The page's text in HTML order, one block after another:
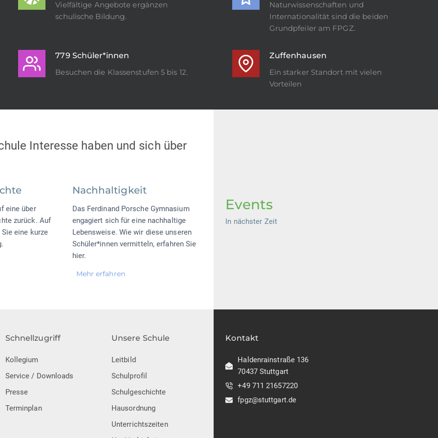
Vielfältige Angebote ergänzen
schulische Bildung.
Naturwissenschaften und
Internationalität sind die beiden
Grundpfeiler am FPGZ.
779 Schüler*innen
Besuchen die Klassenstufen 5 bis 12.
Zuffenhausen
Ein starker Standort mit vielen
Vorteilen
Interesse haben und sich über
eine über
zurück. Auf
eine kurze
Nachhaltigkeit
Das Ferdinand Porsche Gymnasium
engagiert sich für eine nachhaltige
Lebensweise. Wie wir diese unseren
Schüler*innen vermitteln, erfahren Sie
hier.
Mehr erfahren
Events
In nächster Zeit
Schnellzugriff
Kollegium
Service / Downloads
Presse
Terminplan
Unsere Schule
Leitbild
Schulprofil
Schulgeschichte
Hausordnung
Unterrichtszeiten
Kontakt
Haldenrainstraße 136
70437 Stuttgart
+49 711 21657220
fpgz@stuttgart.de